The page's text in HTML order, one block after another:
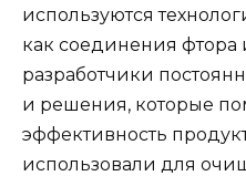
используются
как соединения
разработчики
и решения, которые
эффективность
использовали для